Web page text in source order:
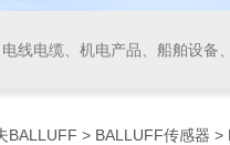
自动化控制系统集成、成套设备及领域内技术开发、技术转让
BALLUFF > BALLUFF传感器 >